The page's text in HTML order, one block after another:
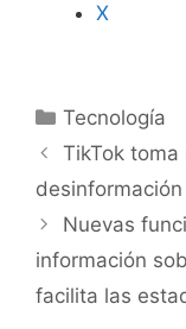
X
C
a
e
g
o
r
Tecnología
TikTok
Nuevas
información
facilita las